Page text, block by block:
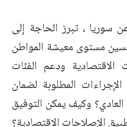
سوريا ، تبرز الحاجة إلى
مستوى معيشة المواطن
الاقتصادية ودعم الفئات
المطلوبة لضمان
وكيف يمكن التوفيق